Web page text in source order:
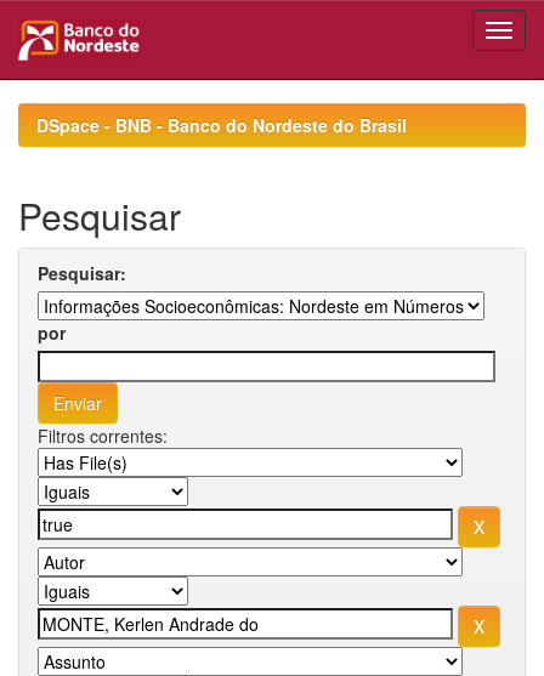
navigationDSpace - BNB - Banco do Nordeste do Brasil
Pesquisar
Pesquisar:
por
Filtros correntes: